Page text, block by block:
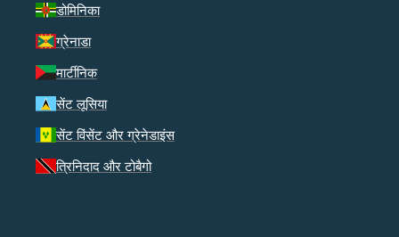
डोमिनिका
ग्रेनाडा
मार्टीनिक
सेंट लूसिया
सेंट विंसेंट और ग्रेनेडाइंस
त्रिनिदाद और टोबैगो